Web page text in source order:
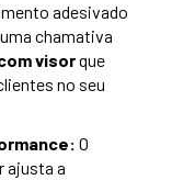
adesivado
chamativa
visorque
no seu
O
ajusta a